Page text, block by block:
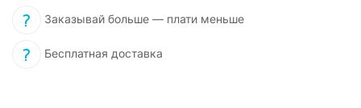
Заказывай больше — плати меньше
Бесплатная доставка